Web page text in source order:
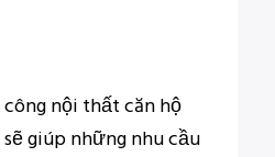
nội thất căn hộ
giúp những nhu cầu